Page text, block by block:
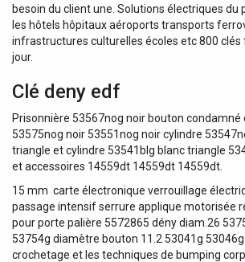
besoin du client une. Solutions électriques du
les hôtels hôpitaux aéroports transports
infrastructures culturelles écoles etc 800 clés
jour.
Clé deny edf
Prisonnière 53567nog noir bouton
53575nog noir 53551nog noir cylindre
triangle et cylindre 53541blg blanc triangle
et accessoires 14559dt 14559dt 14559dt.
15 mm  carte électronique verrouillage
passage intensif serrure applique motorisée
pour porte palière 5572865 dény diam.26
53754g diamètre bouton 11.2 53041g
crochetage et les techniques de bumping